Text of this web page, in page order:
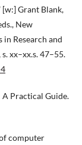
Grant Blank,
New
Research and
xx–xx.s. 47–55.
Practical Guide.
computer